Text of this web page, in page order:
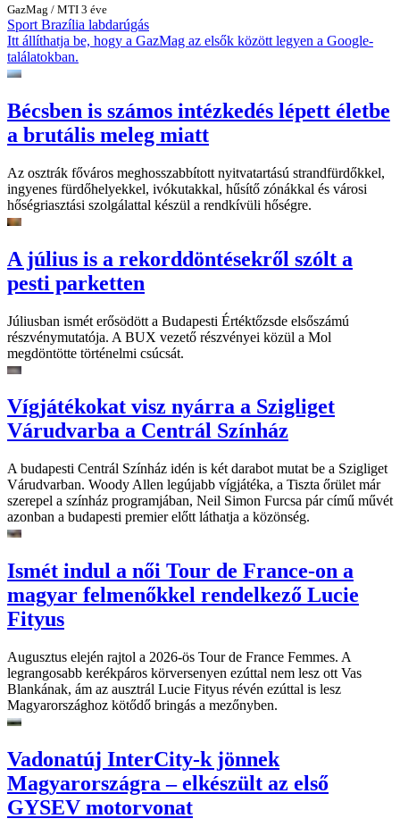
GazMag / MTI 3 éve
Sport Brazília labdarúgás
Itt állíthatja be, hogy a GazMag az elsők között legyen a Google-
találatokban.
Bécsben is számos intézkedés lépett életbe
a brutális meleg miatt
Az osztrák főváros meghosszabbított nyitvatartású strandfürdőkkel,
ingyenes fürdőhelyekkel, ivókutakkal, hűsítő zónákkal és városi
hőségriasztási szolgálattal készül a rendkívüli hőségre.
A július is a rekorddöntésekről szólt a
pesti parketten
Júliusban ismét erősödött a Budapesti Értéktőzsde elsőszámú
részvénymutatója. A BUX vezető részvényei közül a Mol
megdöntötte történelmi csúcsát.
Vígjátékokat visz nyárra a Szigliget
Várudvarba a Centrál Színház
A budapesti Centrál Színház idén is két darabot mutat be a Szigliget
Várudvarban. Woody Allen legújabb vígjátéka, a Tiszta őrület már
szerepel a színház programjában, Neil Simon Furcsa pár című művét
azonban a budapesti premier előtt láthatja a közönség.
Ismét indul a női Tour de France-on a
magyar felmenőkkel rendelkező Lucie
Fityus
Augusztus elején rajtol a 2026-ös Tour de France Femmes. A
legrangosabb kerékpáros körversenyen ezúttal nem lesz ott Vas
Blankának, ám az ausztrál Lucie Fityus révén ezúttal is lesz
Magyarországhoz kötődő bringás a mezőnyben.
Vadonatúj InterCity-k jönnek
Magyarországra – elkészült az első
GYSEV motorvonat